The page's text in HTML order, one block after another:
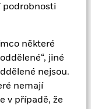
podrobnosti
některé
jiné
nejsou.
nemají
v případě, že
názory
její části, ani
byly
účely a
může jednat.